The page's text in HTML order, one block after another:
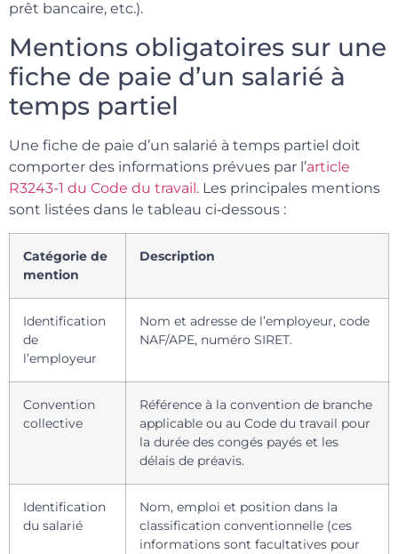
prêt bancaire, etc.).
Mentions obligatoires sur une
fiche de paie d’un salarié à
temps partiel
Une fiche de paie d’un salarié à temps partiel doit
comporter des informations prévues par l’article
R3243-1 du Code du travail. Les principales mentions
sont listées dans le tableau ci‑dessous :
Catégorie de
mention
Description
Identification
de
l’employeur
Nom et adresse de l’employeur, code
NAF/APE, numéro SIRET.
Convention
collective
Référence à la convention de branche
applicable ou au Code du travail pour
la durée des congés payés et les
délais de préavis.
Identification
du salarié
Nom, emploi et position dans la
classification conventionnelle (ces
informations sont facultatives pour